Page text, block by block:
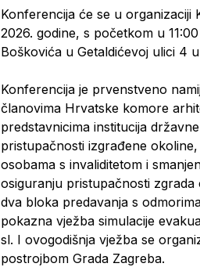
Konferencija će se u
2026. godine, s početkom u
Boškovića u Getaldićevoj ulici 4
Konferencija je prvenstveno
članovima Hrvatske komore
predstavnicima institucija
pristupačnosti izgrađene
osobama s invaliditetom i
osiguranju pristupačnosti zgrada
dva bloka predavanja s
pokazna vježba simulacije
sl. I ovogodišnja vježba se
postrojbom Grada Zagreba.